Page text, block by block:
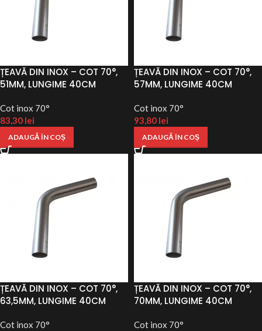
ȚEAVĂ DIN INOX – COT 70°,
51MM, LUNGIME 40CM
Cot inox 70°
83,30 lei
ADAUGĂ ÎN COȘ
ȚEAVĂ DIN INOX – COT 70°,
57MM, LUNGIME 40CM
Cot inox 70°
93,80 lei
ADAUGĂ ÎN COȘ
ȚEAVĂ DIN INOX – COT 70°,
63,5MM, LUNGIME 40CM
Cot inox 70°
ȚEAVĂ DIN INOX – COT 70°,
70MM, LUNGIME 40CM
Cot inox 70°